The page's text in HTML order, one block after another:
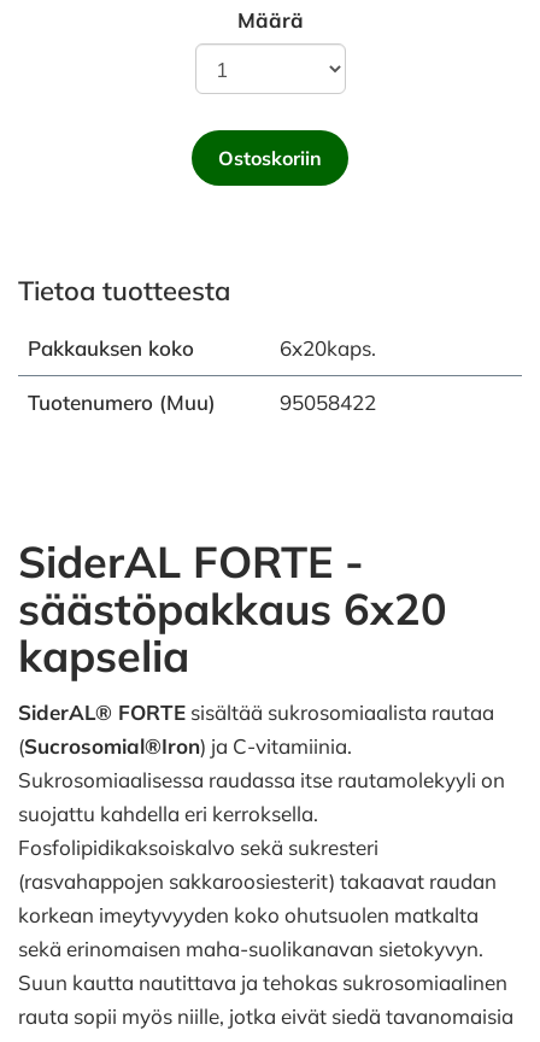
Määrä
Ostoskoriin
Tietoa tuotteesta
Pakkauksen koko 6x20kaps.
Tuotenumero (Muu) 95058422
SiderAL FORTE -
säästöpakkaus 6x20
kapselia
SiderAL® FORTE sisältää sukrosomiaalista rautaa
(Sucrosomial®Iron) ja C-vitamiinia.
Sukrosomiaalisessa raudassa itse rautamolekyyli on
suojattu kahdella eri kerroksella.
Fosfolipidikaksoiskalvo sekä sukresteri
(rasvahappojen sakkaroosiesterit) takaavat raudan
korkean imeytyvyyden koko ohutsuolen matkalta
sekä erinomaisen maha-suolikanavan sietokyvyn.
Suun kautta nautittava ja tehokas sukrosomiaalinen
rauta sopii myös niille, jotka eivät siedä tavanomaisia